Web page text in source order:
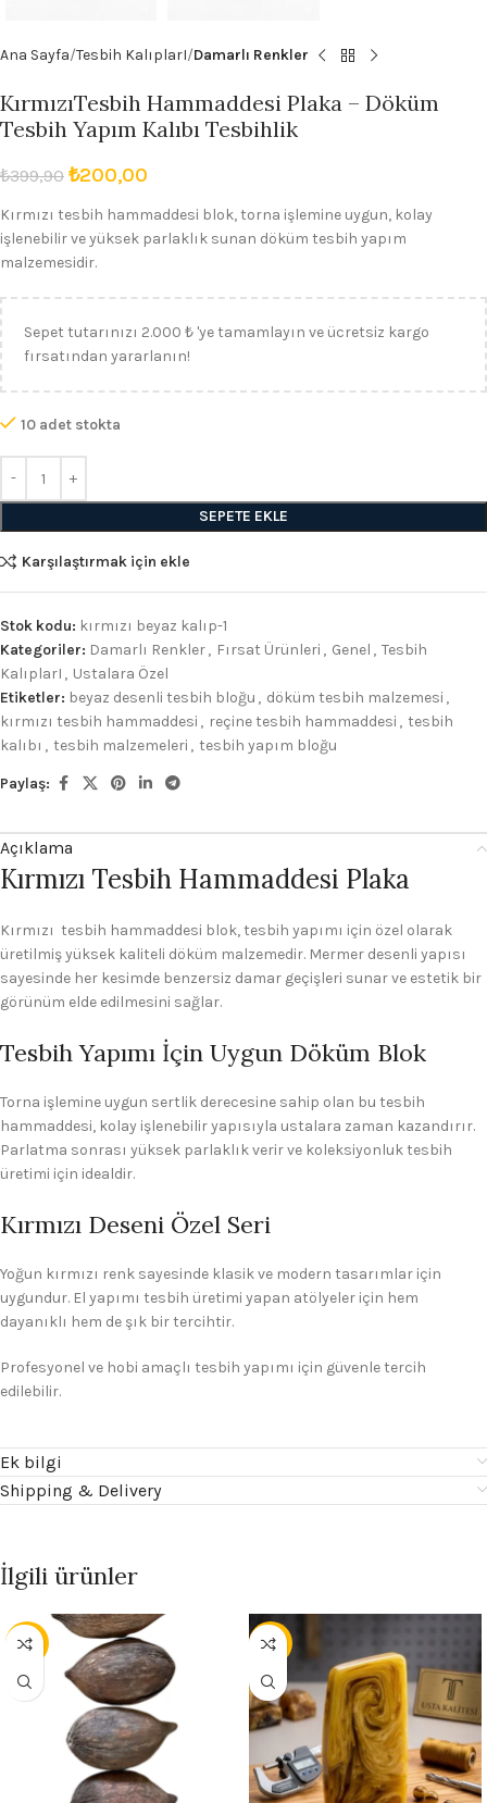
Ana Sayfa Tesbih KalıplarI Damarlı Renkler
KırmızıTesbih Hammaddesi Plaka – Döküm
Tesbih Yapım Kalıbı Tesbihlik
₺399,90 ₺200,00
Kırmızı tesbih hammaddesi blok, torna işlemine uygun, kolay
işlenebilir ve yüksek parlaklık sunan döküm tesbih yapım
malzemesidir.
Sepet tutarınızı 2.000 ₺ 'ye tamamlayın ve ücretsiz kargo
fırsatından yararlanın!
10 adet stokta
SEPETE EKLE
Karşılaştırmak için ekle
Stok kodu: kırmızı beyaz kalıp-1
Kategoriler: Damarlı Renkler, Fırsat Ürünleri , Genel , Tesbih
KalıplarI , Ustalara Özel
Etiketler: beyaz desenli tesbih bloğu , döküm tesbih malzemesi ,
kırmızı tesbih hammaddesi , reçine tesbih hammaddesi , tesbih
kalıbı , tesbih malzemeleri , tesbih yapım bloğu
Paylaş:
Açıklama
Kırmızı Tesbih Hammaddesi Plaka
Kırmızı tesbih hammaddesi blok, tesbih yapımı için özel olarak
üretilmiş yüksek kaliteli döküm malzemedir. Mermer desenli yapısı
sayesinde her kesimde benzersiz damar geçişleri sunar ve estetik bir
görünüm elde edilmesini sağlar.
Tesbih Yapımı İçin Uygun Döküm Blok
Torna işlemine uygun sertlik derecesine sahip olan bu tesbih
hammaddesi, kolay işlenebilir yapısıyla ustalara zaman kazandırır.
Parlatma sonrası yüksek parlaklık verir ve koleksiyonluk tesbih
üretimi için idealdir.
Kırmızı Deseni Özel Seri
Yoğun kırmızı renk sayesinde klasik ve modern tasarımlar için
uygundur. El yapımı tesbih üretimi yapan atölyeler için hem
dayanıklı hem de şık bir tercihtir.
Profesyonel ve hobi amaçlı tesbih yapımı için güvenle tercih
edilebilir.
Ek bilgi
Shipping & Delivery
İlgili ürünler
- 56% - 17%